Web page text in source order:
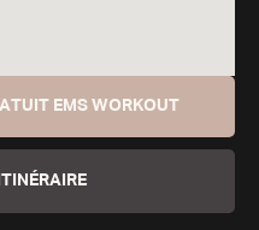
EMS WORKOUT